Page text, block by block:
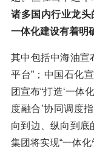
诸多国内行业龙
一体化建设有着明
其中包括中海油宣
平台”；中国石化
团宣布“打造‘一体
度融合’协同调度
向到边、纵向到底
集团将实现“一体化